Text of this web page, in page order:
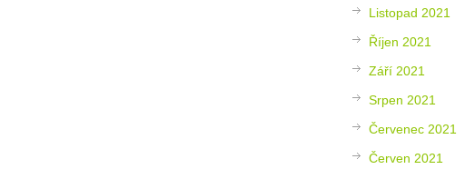
Listopad 2021
Říjen 2021
Září 2021
Srpen 2021
Červenec 2021
Červen 2021